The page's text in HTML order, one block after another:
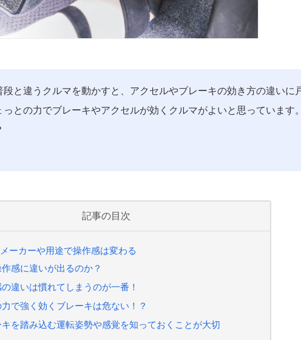
と違うクルマを動かすと、アクセルやブレーキの効き方の違いに
との力でブレーキやアクセルが効くクルマがよいと思っています
記事の目次
ーカーや用途で操作感は変わる
感に違いが出るのか？
違いは慣れてしまうのが一番！
で強く効くブレーキは危ない！？
キを踏み込む運転姿勢や感覚を知っておくことが大切